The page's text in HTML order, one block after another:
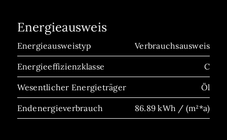
Energieausweis
Energieausweistyp Verbrauchsausweis
Energieeffizienzklasse C
Wesentlicher Energieträger Öl
Endenergieverbrauch 86.89 kWh / (m²*a)